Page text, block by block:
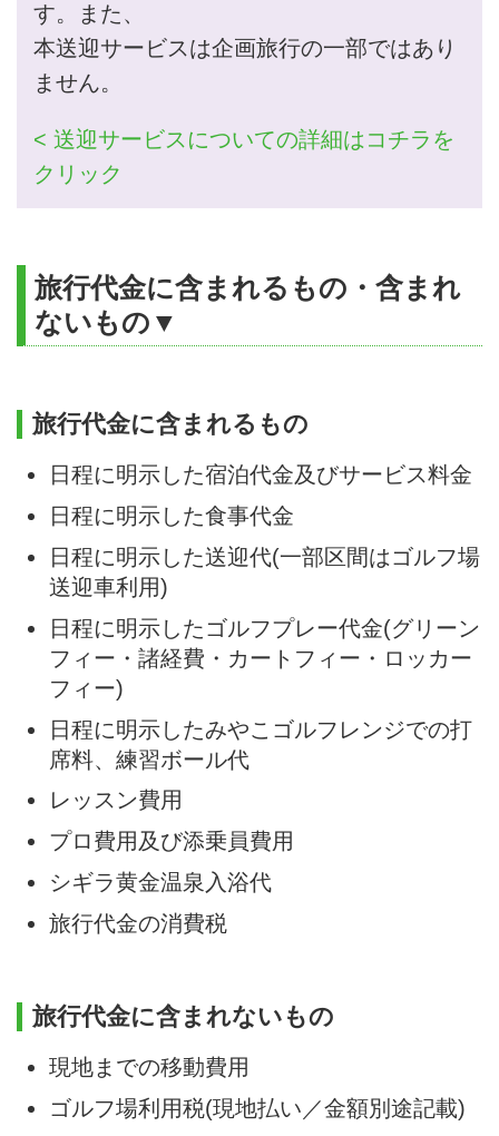
す。また、
本送迎サービスは企画旅行の一部ではあり
ません。
< 送迎サービスについての詳細はコチラを
クリック
旅行代金に含まれるもの・含まれ
ないもの▼
旅行代金に含まれるもの
日程に明示した宿泊代金及びサービス料金
日程に明示した食事代金
日程に明示した送迎代(一部区間はゴルフ場
送迎車利用)
日程に明示したゴルフプレー代金(グリーン
フィー・諸経費・カートフィー・ロッカー
フィー)
日程に明示したみやこゴルフレンジでの打
席料、練習ボール代
レッスン費用
プロ費用及び添乗員費用
シギラ黄金温泉入浴代
旅行代金の消費税
旅行代金に含まれないもの
現地までの移動費用
ゴルフ場利用税(現地払い／金額別途記載)